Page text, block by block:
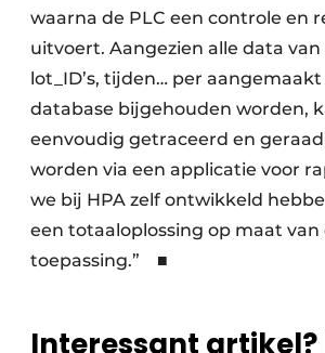
waarna de PLC een controle en
uitvoert. Aangezien alle data
lot_ID’s, tijden… per
database bijgehouden worden,
eenvoudig getraceerd en
worden via een applicatie voor
we bij HPA zelf ontwikkeld
een totaaloplossing op maat van
toepassing.” ■
Interessant artikel?